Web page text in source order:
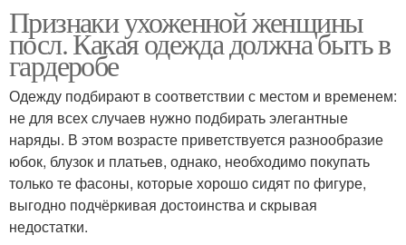
Признаки ухоженной женщины
посл. Какая одежда должна быть в
гардеробе
Одежду подбирают в соответствии с местом и временем:
не для всех случаев нужно подбирать элегантные
наряды. В этом возрасте приветствуется разнообразие
юбок, блузок и платьев, однако, необходимо покупать
только те фасоны, которые хорошо сидят по фигуре,
выгодно подчёркивая достоинства и скрывая
недостатки.